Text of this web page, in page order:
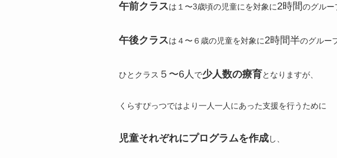
午前クラスは１〜3歳頃の児童にを対象に2時間のグルー
午後クラスは４〜６歳の児童を対象に2時間半のグルー
ひとクラス ５〜6人 で少人数の療育となりますが、
くらすぴっつではより一人一人にあった支援を行うために
児童それぞれにプログラムを作成し、